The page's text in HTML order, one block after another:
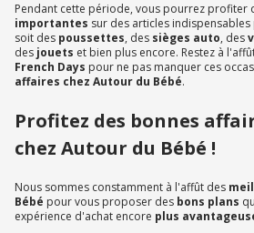
Pendant cette période, vous pourrez profiter
importantes sur des articles
soit des poussettes, des sièges auto, des
des jouets et bien plus encore. Restez à
French Days pour ne pas manquer ces
affaires chez Autour du Bébé.
Profitez des bonnes
chez Autour du Bébé !
Nous sommes constamment à l'affût des
Bébé pour vous proposer des bons plans
expérience d'achat encore plus